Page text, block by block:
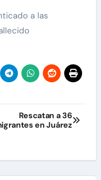
a las
Rescatan a 36
en Juárez